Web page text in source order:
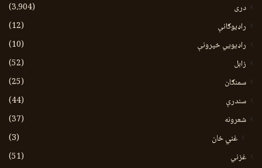
دری
(3،904)
راډیوګانې
(12)
راډیويي خپرونې
(10)
زابل
(52)
سمنګان
(25)
سندرې
(44)
شعرونه
(37)
غني خان
(3)
غزني
(51)